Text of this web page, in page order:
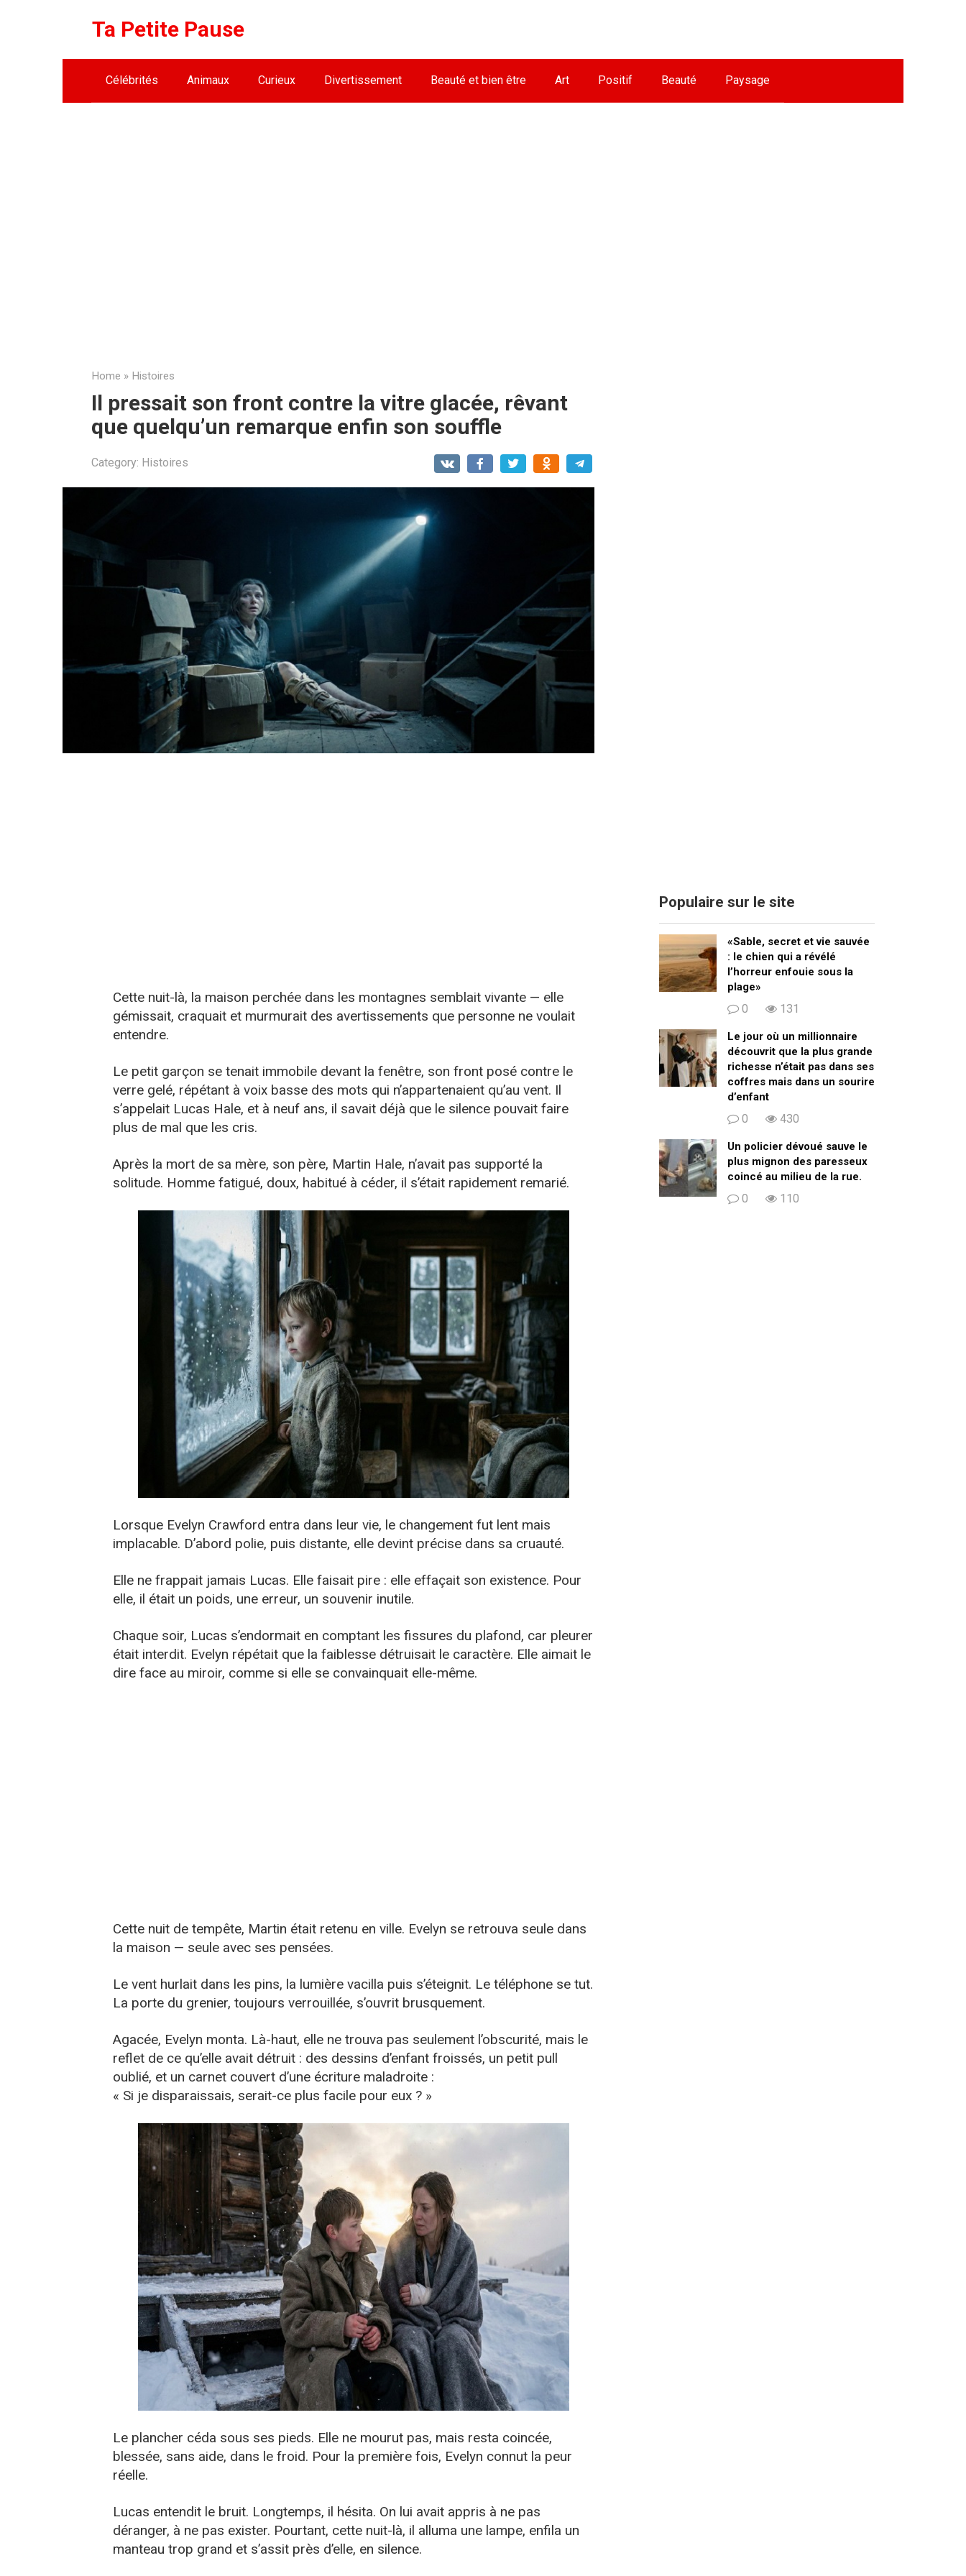
Ta Petite Pause
Célébrités Animaux Curieux Divertissement Beauté et bien être Art Positif Beauté Paysage
Home » Histoires
Il pressait son front contre la vitre glacée, rêvant
que quelqu’un remarque enfin son souffle
Category: Histoires
Cette nuit-là, la maison perchée dans les montagnes semblait vivante — elle
gémissait, craquait et murmurait des avertissements que personne ne voulait
entendre.
Le petit garçon se tenait immobile devant la fenêtre, son front posé contre le
verre gelé, répétant à voix basse des mots qui n’appartenaient qu’au vent. Il
s’appelait Lucas Hale, et à neuf ans, il savait déjà que le silence pouvait faire
plus de mal que les cris.
Après la mort de sa mère, son père, Martin Hale, n’avait pas supporté la
solitude. Homme fatigué, doux, habitué à céder, il s’était rapidement remarié.
Lorsque Evelyn Crawford entra dans leur vie, le changement fut lent mais
implacable. D’abord polie, puis distante, elle devint précise dans sa cruauté.
Elle ne frappait jamais Lucas. Elle faisait pire : elle effaçait son existence. Pour
elle, il était un poids, une erreur, un souvenir inutile.
Chaque soir, Lucas s’endormait en comptant les fissures du plafond, car pleurer
était interdit. Evelyn répétait que la faiblesse détruisait le caractère. Elle aimait le
dire face au miroir, comme si elle se convainquait elle-même.
Cette nuit de tempête, Martin était retenu en ville. Evelyn se retrouva seule dans
la maison — seule avec ses pensées.
Le vent hurlait dans les pins, la lumière vacilla puis s’éteignit. Le téléphone se tut.
La porte du grenier, toujours verrouillée, s’ouvrit brusquement.
Agacée, Evelyn monta. Là-haut, elle ne trouva pas seulement l’obscurité, mais le
reflet de ce qu’elle avait détruit : des dessins d’enfant froissés, un petit pull
oublié, et un carnet couvert d’une écriture maladroite :
« Si je disparaissais, serait-ce plus facile pour eux ? »
Le plancher céda sous ses pieds. Elle ne mourut pas, mais resta coincée,
blessée, sans aide, dans le froid. Pour la première fois, Evelyn connut la peur
réelle.
Lucas entendit le bruit. Longtemps, il hésita. On lui avait appris à ne pas
déranger, à ne pas exister. Pourtant, cette nuit-là, il alluma une lampe, enfila un
manteau trop grand et s’assit près d’elle, en silence.
Populaire sur le site
«Sable, secret et vie sauvée
: le chien qui a révélé
l’horreur enfouie sous la
plage»
0 131
Le jour où un millionnaire
découvrit que la plus grande
richesse n’était pas dans ses
coffres mais dans un sourire
d’enfant
0 430
Un policier dévoué sauve le
plus mignon des paresseux
coincé au milieu de la rue.
0 110